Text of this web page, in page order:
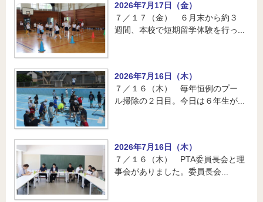
2026年7月17日（金）
７／１７（金） ６月末から約３
週間、本校で短期留学体験を行っ...
2026年7月16日（木）
７／１６（木） 毎年恒例のプー
ル掃除の２日目。今日は６年生が...
2026年7月16日（木）
７／１６（木） PTA委員長会と理
事会がありました。委員長会...